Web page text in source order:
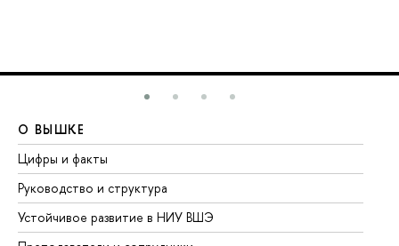
О ВЫШКЕ
Цифры и факты
Руководство и структура
Устойчивое развитие в НИУ ВШЭ